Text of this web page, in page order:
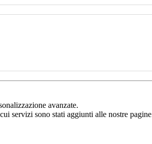
avanzate.
servizi sono stati aggiunti alle nostre